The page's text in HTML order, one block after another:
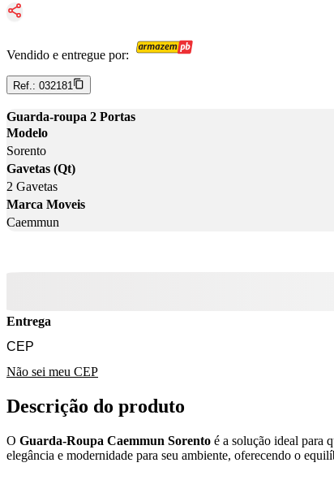
Vendido e entregue por:
Ref.: 032181
Guarda-roupa 2 Portas
Modelo
Sorento
Gavetas (Qt)
2 Gavetas
Marca Moveis
Caemmun
Entrega
Não sei meu CEP
Descrição do produto
O Guarda-Roupa Caemmun Sorento é a solução ideal para
elegância e modernidade para seu ambiente, oferecendo o